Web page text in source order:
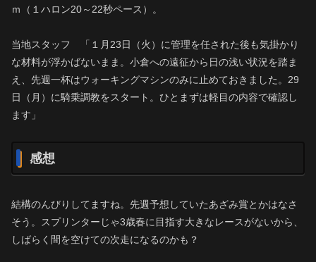
ｍ（１ハロン20～22秒ペース）。
当地スタッフ 「１月23日（火）に管理を任された後も気掛かり
な材料が浮かばないまま。小倉への遠征から日の浅い状況を踏ま
え、先週一杯はウォーキングマシンのみに止めておきました。29
日（月）に騎乗調教をスタート。ひとまずは軽目の内容で確認し
ます」
感想
結構のんびりしてますね。先週予想していたあざみ賞とかはなさ
そう。スプリンターじゃ3歳春に目指す大きなレースがないから、
しばらく間を空けての次走になるのかも？